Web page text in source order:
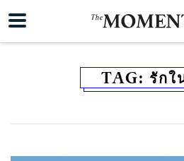
TAG: รักใ